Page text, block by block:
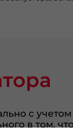
с
в том,